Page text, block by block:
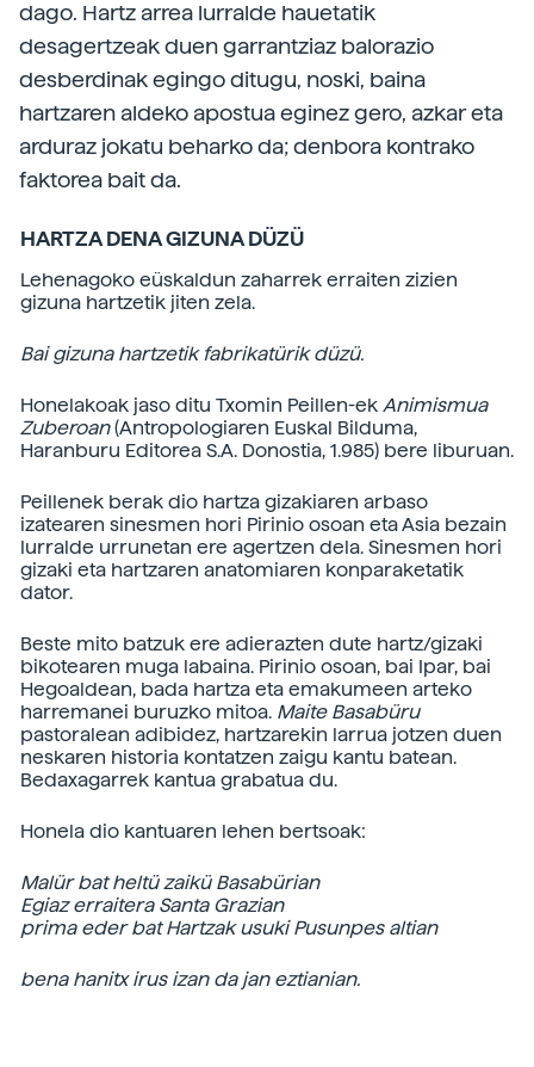
dago. Hartz arrea lurralde hauetatik
desagertzeak duen garrantziaz balorazio
desberdinak egingo ditugu, noski, baina
hartzaren aldeko apostua eginez gero, azkar eta
arduraz jokatu beharko da; denbora kontrako
faktorea bait da.
HARTZA DENA GIZUNA DÜZÜ
Lehenagoko eüskaldun zaharrek erraiten zizien
gizuna hartzetik jiten zela.
Bai gizuna hartzetik fabrikatürik düzü.
Honelakoak jaso ditu Txomin Peillen-ek Animismua
Zuberoan(Antropologiaren Euskal Bilduma,
Haranburu Editorea S.A. Donostia, 1.985) bere liburuan.
Peillenek berak dio hartza gizakiaren arbaso
izatearen sinesmen hori Pirinio osoan eta Asia bezain
lurralde urrunetan ere agertzen dela. Sinesmen hori
gizaki eta hartzaren anatomiaren konparaketatik
dator.
Beste mito batzuk ere adierazten dute hartz/gizaki
bikotearen muga labaina. Pirinio osoan, bai Ipar, bai
Hegoaldean, bada hartza eta emakumeen arteko
harremanei buruzko mitoa. Maite Basabüru
pastoralean adibidez, hartzarekin larrua jotzen duen
neskaren historia kontatzen zaigu kantu batean.
Bedaxagarrek kantua grabatua du.
Honela dio kantuaren lehen bertsoak:
Malür bat heltü zaikü Basabürian
Egiaz erraitera Santa Grazian
prima eder bat Hartzak usuki Pusunpes altian
bena hanitx irus izan da jan eztianian.